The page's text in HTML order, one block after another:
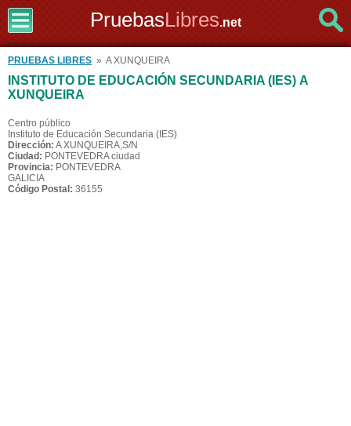
PruebasLibres.net
PRUEBAS LIBRES » A XUNQUEIRA
INSTITUTO DE EDUCACIÓN SECUNDARIA (IES) A
XUNQUEIRA
Centro público
Instituto de Educación Secundaria (IES)
Dirección: A XUNQUEIRA,S/N
Ciudad: PONTEVEDRA ciudad
Provincia: PONTEVEDRA
GALICIA
Código Postal: 36155